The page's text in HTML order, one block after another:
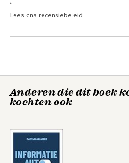
Lees ons recensiebeleid
Anderen die dit boek
kochten ook